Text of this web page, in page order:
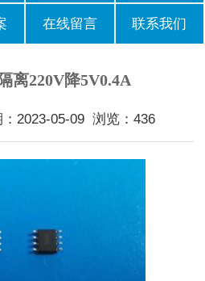
在线留言 联系我们
离220V降5V0.4A
2023-05-09 浏览：436